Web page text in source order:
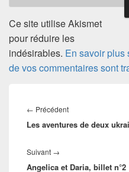
Ce site utilise Akismet
pour réduire les
indésirables. En savoir plus
de vos commentaires sont
de
l’article
← PrécédentArticle
précédent :
Les aventures de deux
Suivant →
suivant :
Angelica et Daria, billet n°2